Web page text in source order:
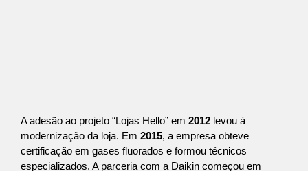
A adesão ao projeto “Lojas Hello” em 2012 levou à
modernização da loja. Em 2015, a empresa obteve
certificação em gases fluorados e formou técnicos
especializados. A parceria com a Daikin começou em